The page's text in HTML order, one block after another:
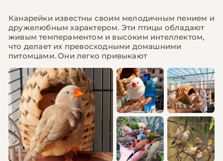
Канарейки известны своим мелодичным пением и
дружелюбным характером. Эти птицы обладают
живым темпераментом и высоким интеллектом,
что делает их превосходными домашними
питомцами. Они легко привыкают